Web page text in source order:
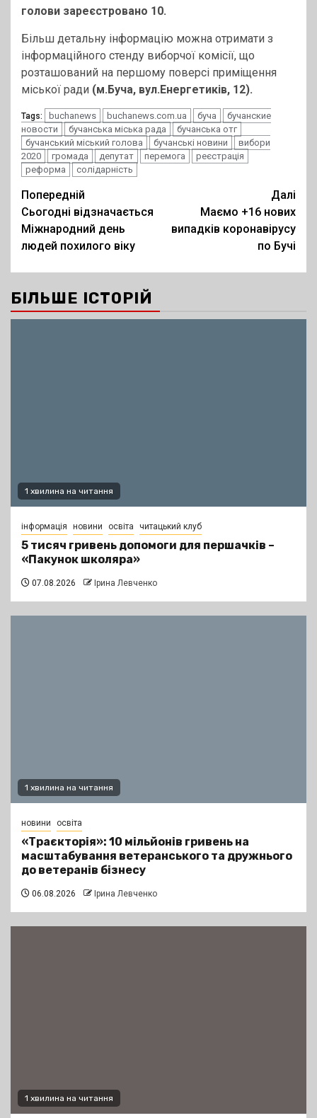
голови зареєстровано 10.
Більш детальну інформацію можна отримати з
інформаційного стенду виборчої комісії, що
розташований на першому поверсі приміщення
міської ради (м.Буча, вул.Енергетиків, 12).
Tags: buchanews buchanews.com.ua буча
бучанские
новости
бучанська міська рада
бучанська отг
бучанський міський голова
бучанські новини
вибори
2020
громада депутат перемога
реєстрація
реформа
солідарність
Post
navigation
Попередній
Сьогодні відзначається
Міжнародний день
людей похилого віку
Далі
Маємо +16 нових
випадків коронавірусу
по Бучі
БІЛЬШЕ ІСТОРІЙ
1 хвилина на читання
інформація новини освіта читацький клуб
5 тисяч гривень допомоги для першачків –
«Пакунок школяра»
07.08.2026 Ірина Левченко
1 хвилина на читання
новини освіта
«Траєкторія»: 10 мільйонів гривень на
масштабування ветеранського та дружнього
до ветеранів бізнесу
06.08.2026 Ірина Левченко
1 хвилина на читання